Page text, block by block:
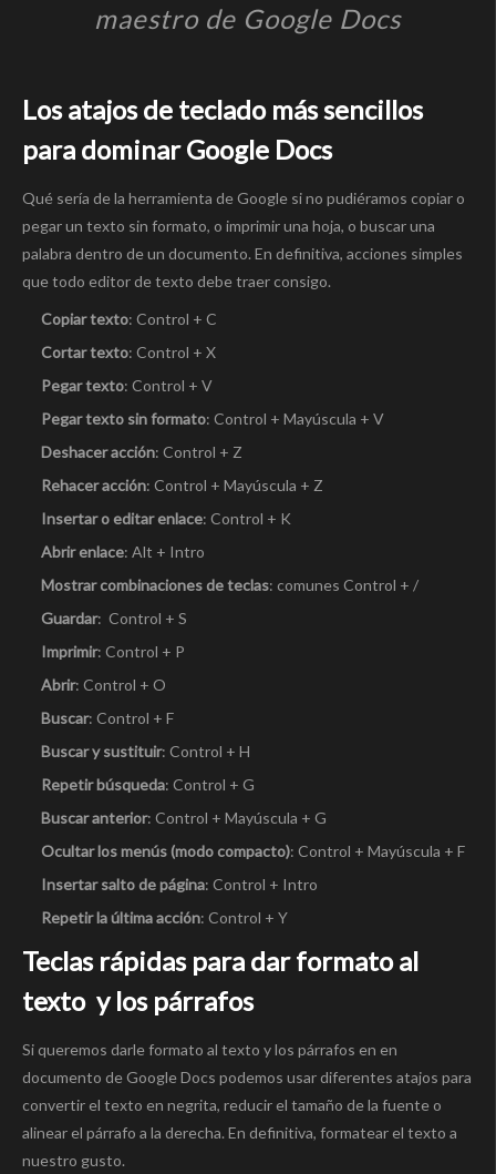
maestro de Google Docs
Los atajos de teclado más sencillos
para dominar Google Docs
Qué sería de la herramienta de Google si no pudiéramos copiar o
pegar un texto sin formato, o imprimir una hoja, o buscar una
palabra dentro de un documento. En definitiva, acciones simples
que todo editor de texto debe traer consigo.
Copiar texto: Control + C
Cortar texto: Control + X
Pegar texto: Control + V
Pegar texto sin formato: Control + Mayúscula + V
Deshacer acción: Control + Z
Rehacer acción: Control + Mayúscula + Z
Insertar o editar enlace: Control + K
Abrir enlace: Alt + Intro
Mostrar combinaciones de teclas: comunes Control + /
Guardar: Control + S
Imprimir: Control + P
Abrir: Control + O
Buscar: Control + F
Buscar y sustituir: Control + H
Repetir búsqueda: Control + G
Buscar anterior: Control + Mayúscula + G
Ocultar los menús (modo compacto): Control + Mayúscula + F
Insertar salto de página: Control + Intro
Repetir la última acción: Control + Y
Teclas rápidas para dar formato al
texto y los párrafos
Si queremos darle formato al texto y los párrafos en en
documento de Google Docs podemos usar diferentes atajos para
convertir el texto en negrita, reducir el tamaño de la fuente o
alinear el párrafo a la derecha. En definitiva, formatear el texto a
nuestro gusto.